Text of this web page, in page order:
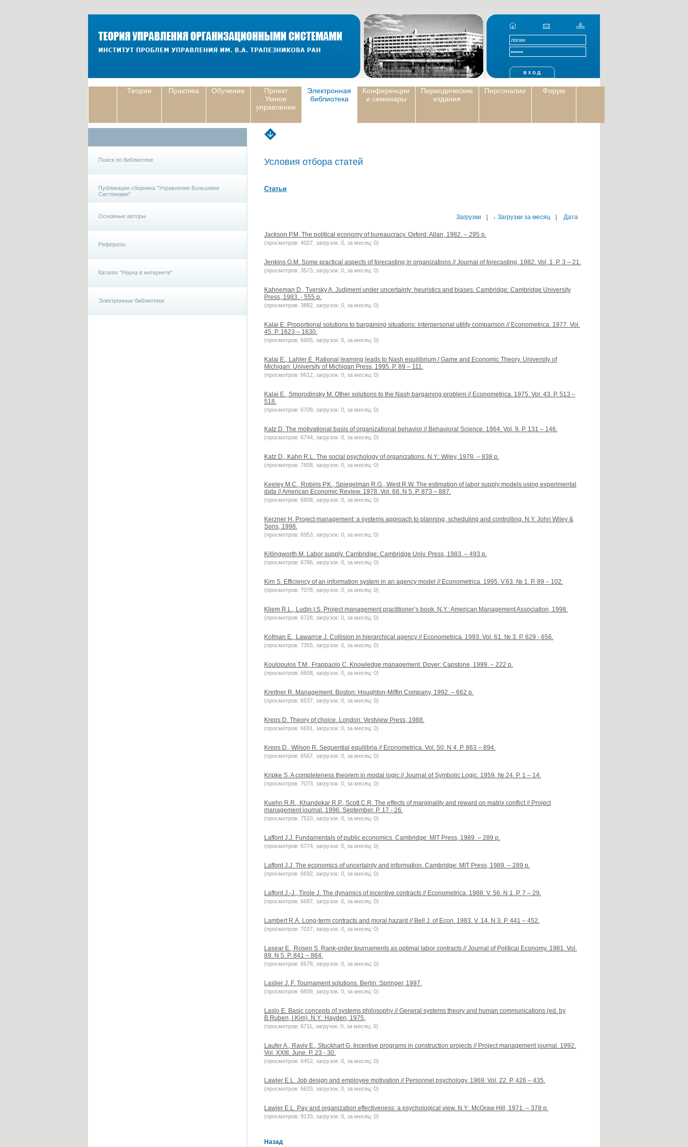
Теория Практика Обучение
Проект
Умное
управление
Электронная
библиотека
Конференции
и семинары
Периодические
издания
Персоналии Форум
Поиск по библиотеке
Публикации сборника "Управление Большими
Системами"
Основные авторы
Рефераты
Каталог "Наука в интернете"
Электронные библиотеки
Условия отбора статей
Статьи
Загрузки ↓ Загрузки за месяц Дата
Jackson P.M. The political economy of bureaucracy. Oxford: Allan, 1982. – 295 p.
(просмотров: 4027, загрузок: 0, за месяц: 0)
Jenkins G.M. Some practical aspects of forecasting in organizations // Journal of forecasting. 1982. Vol. 1. P. 3 – 21.
(просмотров: 3573, загрузок: 0, за месяц: 0)
Kahneman D., Tversky A. Judjment under uncertainty: heuristics and biases. Cambridge: Cambridge University
Press, 1983. - 555 p.
(просмотров: 3882, загрузок: 0, за месяц: 0)
Kalai E. Proportional solutions to bargaining situations: interpersonal utility comparison // Econometrica. 1977. Vol.
45. P. 1623 – 1630.
(просмотров: 6605, загрузок: 0, за месяц: 0)
Kalai E., Lahler E. Rational learning leads to Nash equilibrium / Game and Economic Theory. University of
Michigan: University of Michigan Press, 1995. P. 89 – 111.
(просмотров: 6612, загрузок: 0, за месяц: 0)
Kalai E., Smorodinsky M. Other solutions to the Nash bargaining problem // Econometrica. 1975. Vol. 43. P. 513 –
518.
(просмотров: 6709, загрузок: 0, за месяц: 0)
Katz D. The motivational basis of organizational behavior // Behavioral Science. 1964. Vol. 9. P. 131 – 146.
(просмотров: 6744, загрузок: 0, за месяц: 0)
Katz D., Kahn R.L. The social psychology of organizations. N.Y.: Wiley, 1978. – 838 p.
(просмотров: 7808, загрузок: 0, за месяц: 0)
Keeley M.C., Robins P.K., Spiegelman R.G., West R.W. The estimation of labor supply models using experimental
data // American Economic Review. 1978. Vol. 68. N 5. P. 873 – 887.
(просмотров: 6608, загрузок: 0, за месяц: 0)
Kerzner H. Project management: a systems approach to planning, scheduling and controlling. N.Y. John Wiley &
Sons, 1998.
(просмотров: 6953, загрузок: 0, за месяц: 0)
Killingworth M. Labor supply. Cambridge: Cambridge Univ. Press, 1983. – 493 p.
(просмотров: 6786, загрузок: 0, за месяц: 0)
Kim S. Efficiency of an information system in an agency model // Econometrica. 1995. V.63. № 1. P. 89 – 102.
(просмотров: 7078, загрузок: 0, за месяц: 0)
Kliem R.L., Ludin I.S. Project management practitioner’s book. N.Y.: American Management Association, 1998.
(просмотров: 6728, загрузок: 0, за месяц: 0)
Kofman E., Lawarrce J. Collision in hierarchical agency // Econometrica. 1993. Vol. 61. № 3. P. 629 - 656.
(просмотров: 7355, загрузок: 0, за месяц: 0)
Koulopulos T.M., Frappaolo C. Knowledge management. Dover: Capstone, 1999. – 222 p.
(просмотров: 6608, загрузок: 0, за месяц: 0)
Kreitner R. Management. Boston: Houghton-Miffin Company, 1992. – 662 p.
(просмотров: 6537, загрузок: 0, за месяц: 0)
Kreps D. Theory of choice. London: Vestview Press, 1988.
(просмотров: 6691, загрузок: 0, за месяц: 0)
Kreps D., Wilson R. Sequential equilibria // Econometrica. Vol. 50. N 4. P. 863 – 894.
(просмотров: 6567, загрузок: 0, за месяц: 0)
Kripke S. A completeness theorem in modal logic // Journal of Symbolic Logic. 1959. № 24. P. 1 – 14.
(просмотров: 7073, загрузок: 0, за месяц: 0)
Kuehn R.R., Khandekar R.P., Scott C.R. The effects of marginality and reward on matrix conflict // Project
management journal. 1996. September. P. 17 - 26.
(просмотров: 7510, загрузок: 0, за месяц: 0)
Laffont J.J. Fundamentals of public economics. Cambridge: MIT Press, 1989. – 289 p.
(просмотров: 6774, загрузок: 0, за месяц: 0)
Laffont J.J. The economics of uncertainty and information. Cambridge: MIT Press, 1989. – 289 p.
(просмотров: 6692, загрузок: 0, за месяц: 0)
Laffont J.-J., Tirole J. The dynamics of incentive contracts // Econometrica. 1988. V. 56. N 1. P. 7 – 29.
(просмотров: 6687, загрузок: 0, за месяц: 0)
Lambert R.A. Long-term contracts and moral hazard // Bell J. of Econ. 1983. V. 14. N 3. P. 441 – 452.
(просмотров: 7037, загрузок: 0, за месяц: 0)
Lasear E., Rosen S. Rank-order tournaments as optimal labor contracts // Journal of Political Economy. 1981. Vol.
89. N 5. P. 841 – 864.
(просмотров: 6678, загрузок: 0, за месяц: 0)
Laslier J. F. Tournament solutions. Berlin: Springer, 1997.
(просмотров: 6609, загрузок: 0, за месяц: 0)
Laslo E. Basic concepts of systems philosophy // General systems theory and human communications (ed. by
B.Ruben, I.Kim). N.Y.: Hayden, 1975.
(просмотров: 6711, загрузок: 0, за месяц: 0)
Laufer A., Raviv E., Stuckhart G. Incentive programs in construction projects // Project management journal. 1992.
Vol. XXIII. June. P. 23 - 30.
(просмотров: 6452, загрузок: 0, за месяц: 0)
Lawler E.L. Job design and employee motivation // Personnel psychology. 1969. Vol. 22. P. 426 – 435.
(просмотров: 6633, загрузок: 0, за месяц: 0)
Lawler E.L. Pay and organization effectiveness: a psychological view. N.Y.: McGraw Hill, 1971. – 378 p.
(просмотров: 9133, загрузок: 0, за месяц: 0)
Назад